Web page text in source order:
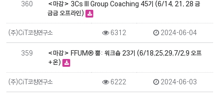
360
<마감> 3Cs III Group Coaching 45기 (6/14, 21, 28 금
금금 오프라인)
(주)CiT코칭연구소 6312 2024-06-04
359
<마감> FFUM® 뿜: 워크숍 23기 (6/18,25,29,7/2,9 오프
+온)
(주)CiT코칭연구소 6222 2024-06-03